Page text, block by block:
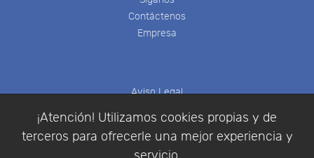
¡Atención! Utilizamos cookies propias y de
terceros para ofrecerle una mejor experiencia y
Contáctenos
Empresa
Aviso Legal
Política de Privacidad
Condiciones de compra